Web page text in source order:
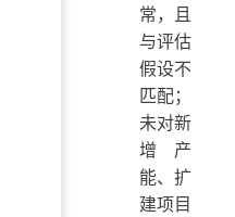
常，且
与评估
假设不
匹配；
未对新
增产
能、扩
建项目